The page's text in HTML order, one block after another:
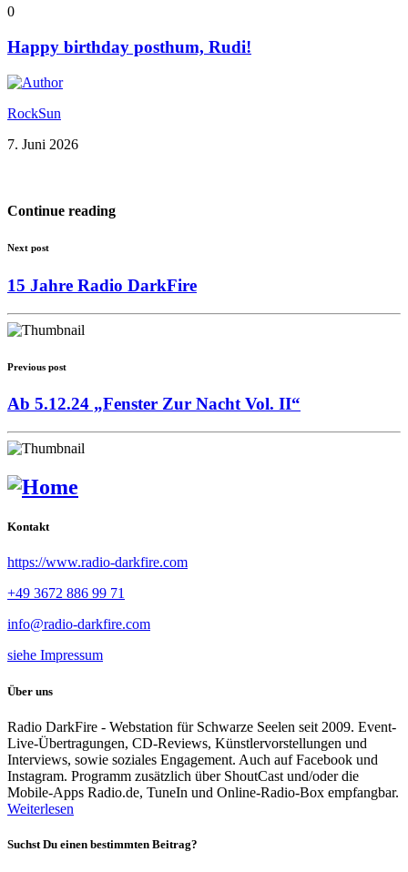
0
Happy birthday posthum, Rudi!
RockSun
7. Juni 2026
Continue reading
Next post
15 Jahre Radio DarkFire
Previous post
Ab 5.12.24 „Fenster Zur Nacht Vol. II“
Kontakt
https://www.radio-darkfire.com
+49 3672 886 99 71
info@radio-darkfire.com
siehe Impressum
Über uns
Radio DarkFire - Webstation für Schwarze Seelen seit 2009. Event-
Live-Übertragungen, CD-Reviews, Künstlervorstellungen und
Interviews, sowie soziales Engagement. Auch auf Facebook und
Instagram. Programm zusätzlich über ShoutCast und/oder die
Mobile-Apps Radio.de, TuneIn und Online-Radio-Box empfangbar.
Weiterlesen
Suchst Du einen bestimmten Beitrag?